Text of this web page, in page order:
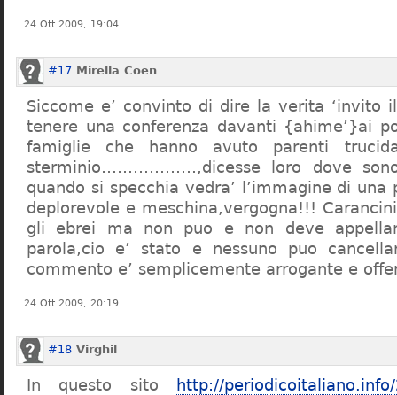
24 Ott 2009, 19:04
#17 Mirella Coen
Siccome e’ convinto di dire la verita ‘invito
tenere una conferenza davanti {ahime’}ai
famiglie che hanno avuto parenti
sterminio………………,dicesse loro dove
quando si specchia vedra’ l’immagine di una
deplorevole e meschina,vergogna!!!
gli ebrei ma non puo e non deve
parola,cio e’ stato e nessuno puo
commento e’ semplicemente arrogante e
24 Ott 2009, 20:19
#18 Virghil
In questo sito
http://